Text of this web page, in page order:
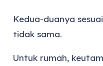
Kedua-duanya
tidak sama.
Untuk rumah,